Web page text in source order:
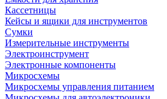
Кассетницы
Кейсы и ящики для инструментов
Сумки
Измерительные инструменты
Электроинструмент
Электронные компоненты
Микросхемы
Микросхемы управления питанием